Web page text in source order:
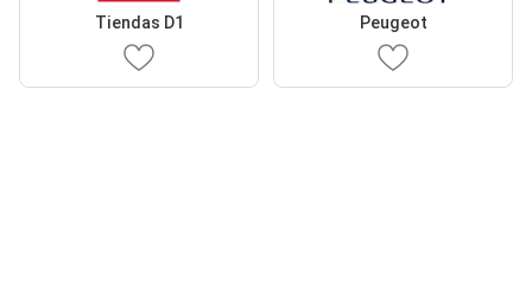
Tiendas D1 Peugeot